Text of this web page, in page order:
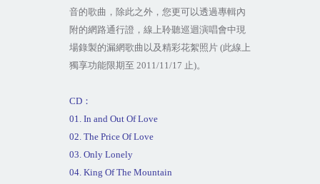
音的歌曲，除此之外，您更可以透過專輯內
附的網路通行證，線上聆聽巡迴演唱會中現
場錄製的漏網歌曲以及精彩花絮照片 (此線上
獨享功能限期至 2011/11/17 止)。
CD：
01. In and Out Of Love
02. The Price Of Love
03. Only Lonely
04. King Of The Mountain